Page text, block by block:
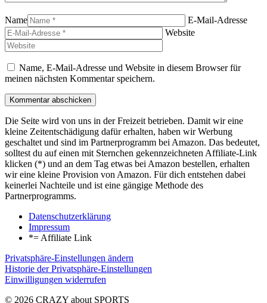
Name
E-Mail-Adresse
Website
Name, E-Mail-Adresse und Website in diesem Browser für
meinen nächsten Kommentar speichern.
Die Seite wird von uns in der Freizeit betrieben. Damit wir eine
kleine Zeitentschädigung dafür erhalten, haben wir Werbung
geschaltet und sind im Partnerprogramm bei Amazon. Das bedeutet,
solltest du auf einen mit Sternchen gekennzeichneten Affiliate-Link
klicken (*) und an dem Tag etwas bei Amazon bestellen, erhalten
wir eine kleine Provision von Amazon. Für dich entstehen dabei
keinerlei Nachteile und ist eine gängige Methode des
Partnerprogramms.
Datenschutzerklärung
Impressum
*= Affiliate Link
Privatsphäre-Einstellungen ändern
Historie der Privatsphäre-Einstellungen
Einwilligungen widerrufen
© 2026 CRAZY about SPORTS